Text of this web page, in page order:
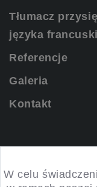
W celu
Tłumacz
języka
Referencje
Galeria
Kontakt
KONTAKT